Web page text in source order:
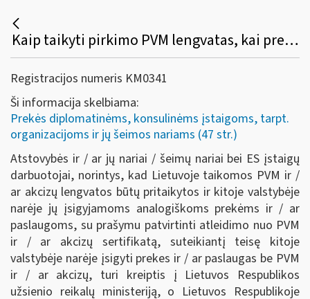
Kaip taikyti pirkimo PVM lengvatas, kai prekės (paslaugos) įsigyjamos kitoje ES valstybėje narėje?
Registracijos numeris KM0341
Ši informacija skelbiama:
Prekės diplomatinėms, konsulinėms įstaigoms, tarpt.
organizacijoms ir jų šeimos nariams (47 str.)
Atstovybės ir / ar jų nariai / šeimų nariai bei ES įstaigų
darbuotojai, norintys, kad Lietuvoje taikomos PVM ir /
ar akcizų lengvatos būtų pritaikytos ir kitoje valstybėje
narėje jų įsigyjamoms analogiškoms prekėms ir / ar
paslaugoms, su prašymu patvirtinti atleidimo nuo PVM
ir / ar akcizų sertifikatą, suteikiantį teisę kitoje
valstybėje narėje įsigyti prekes ir / ar paslaugas be PVM
ir / ar akcizų, turi kreiptis į Lietuvos Respublikos
užsienio reikalų ministeriją, o Lietuvos Respublikoje